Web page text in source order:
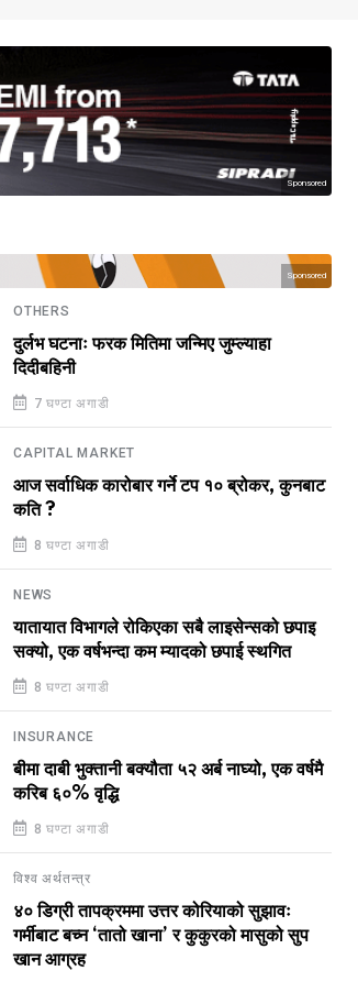
Sponsored
Sponsored
OTHERS
दुर्लभ घटनाः फरक मितिमा जन्मिए जुम्ल्याहा
दिदीबहिनी
7 घण्टा अगाडी
CAPITAL MARKET
आज सर्वाधिक कारोबार गर्ने टप १० ब्रोकर, कुनबाट
कति ?
8 घण्टा अगाडी
NEWS
यातायात विभागले रोकिएका सबै लाइसेन्सको छपाइ
सक्यो, एक वर्षभन्दा कम म्यादको छपाई स्थगित
8 घण्टा अगाडी
INSURANCE
बीमा दाबी भुक्तानी बक्यौता ५२ अर्ब नाघ्यो, एक वर्षमै
करिब ६०% वृद्धि
8 घण्टा अगाडी
विश्व अर्थतन्त्र
४० डिग्री तापक्रममा उत्तर कोरियाको सुझावः
गर्मीबाट बच्न ‘तातो खाना’ र कुकुरको मासुको सुप
खान आग्रह